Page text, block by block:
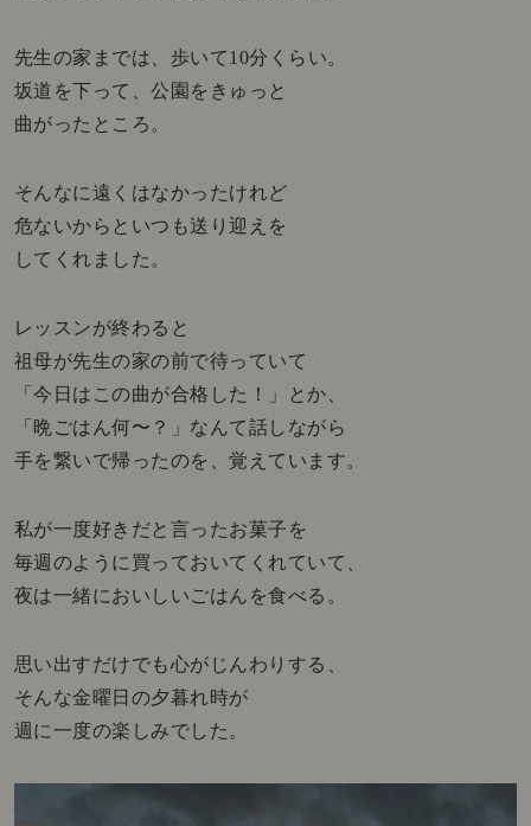
先生の家までは、歩いて10分くらい。
坂道を下って、公園をきゅっと
曲がったところ。
そんなに遠くはなかったけれど
危ないからといつも送り迎えを
してくれました。
レッスンが終わると
祖母が先生の家の前で待っていて
「今日はこの曲が合格した！」とか、
「晩ごはん何〜？」なんて話しながら
手を繋いで帰ったのを、覚えています。
私が一度好きだと言ったお菓子を
毎週のように買っておいてくれていて、
夜は一緒においしいごはんを食べる。
思い出すだけでも心がじんわりする、
そんな金曜日の夕暮れ時が
週に一度の楽しみでした。